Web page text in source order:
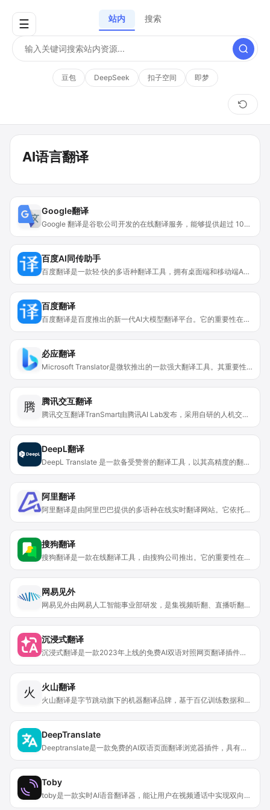
☰ 站内 搜索
豆包 DeepSeek 扣子空间 即梦
AI语言翻译
Google翻译
Google 翻译是谷歌公司开发的在线翻译服务，能够提供超过 100 种语言之间的即时翻译。其重要性在于打破语言障碍，促进全球信息交流。主要优点包括界面简洁、操作方便、翻译速度快、支持多种语言、涵盖多种翻译类型（如字词、短语、网页等）。产品背景是谷歌在自然语言处理和机器学习领域的深厚技术积累。该产品对个人用户和企业用户免费使用，定位为通用的语言翻译工具，适用于日常交流、学习、工作等多种场景。
百度AI同传助手
百度翻译是一款轻·快的多语种翻译工具，拥有桌面端和移动端APP。它支持200种语种的翻译，具有极简模式，方便快捷。移动端APP功能更加丰富，涵盖语音翻译、拍照翻译、对话翻译、权威词典、口语评测等功能；还有百度AI同传助手可实现音视频同传字幕功能。产品背景强大，由北京百度网讯科技有限公司开发。该产品定位于为用户提供便捷、准确的翻译服务，帮助用户跨越语言障碍，探索语言与世界，且完全免费使用。
百度翻译
百度翻译是百度推出的新一代AI大模型翻译平台。它的重要性在于为用户提供了便捷、高效、精准的翻译解决方案。主要优点包括支持203种语言翻译，具备多模态翻译能力（文本、文档、图片等），拥有多种翻译引擎（传统机器翻译、AI大模型翻译等），可通过多种形式使用（SaaS、API、插件、客户端等）。该产品定位广泛，无论是日常学习、工作中的翻译需求，还是专业领域的文献、合同翻译等都能满足。价格方面，部分基础功能免费，高级功能和专业服务可能需要付费。
必应翻译
Microsoft Translator是微软推出的一款强大翻译工具。其重要性在于打破语言障碍，促进全球交流与合作。优点众多，它支持100多种语言的翻译，无论是日常对话、商务文件还是学习资料，都能快速准确翻译。自动检测语言功能让操作更便捷，用户无需手动选择源语言。此外，它具有多平台适用的特点，可在网页端使用。产品背景是为满足全球用户语言交流需求而开发。价格方面，为用户提供免费使用服务，旨在让更多人受益于语言翻译服务。定位是一款面向大众、方便实用的语言翻译解决方案。
腾 腾讯交互翻译
腾讯交互翻译TranSmart由腾讯AI Lab发布，采用自研的人机交互式机器翻译技术，融合神经网络机器翻译、统计机器翻译等多项前沿技术，配合亿级双语平行数据。它定位为人工智能辅助翻译互联网落地产品，能为用户提供实时智能翻译辅助。其主要优点在于帮助用户快速完成翻译任务，提高翻译效率和质量，无需付费，免费供用户使用。
DeepL翻译
DeepL Translate 是一款备受赞誉的翻译工具，以其高精度的翻译质量著称。其核心技术在自然语言处理领域处于领先地位，采用了先进的深度学习算法，不断学习和优化翻译模型，以实现更精准的语义理解和翻译。该产品的重要性在于打破语言障碍，促进全球范围内的信息交流和商务合作。主要优点包括翻译准确、支持多种语言、能够进行文档翻译、提供 AI 写作辅助等。产品背景方面，它由专业的技术团队开发维护，受到全球数百万用户的信赖。价格方面，提供免费版本和付费的 Pro 版本，免费版有一定的功能限制，而 Pro 版本则具备更高级的功能和更好的数据安全保障。定位是满足个人和企业在不同场景下的语言翻译和写作需求。
阿里翻译
阿里翻译是由阿里巴巴提供的多语种在线实时翻译网站。它依托阿里巴巴达摩院机器智能技术实验室的技术支持，拥有海量的语种覆盖，能支持全球214种语言，任意两种语言互译及自动语种检测。采用深度神经网络技术翻译模型，荣获WMT 2018 5个语向世界冠军和浙江省科技进步奖。结合了文档解析、语音和图像识别等技术，提供文本、文档、语音、图像、视频等多领域的翻译服务，除通用引擎外，还打造了电商、医疗、金融、沟通等垂直领域引擎。提供PaaS和SaaS多种服务，支持公有云、专有云和私有化部署。在机器翻译基础上有人机协同工具，深入垂直行业还有延展服务。价格方面文档未提及。定位是为商业提供消除语言障碍的智能翻译解决方案，满足不同场景和领域的翻译需求。
搜狗翻译
搜狗翻译是一款在线翻译工具，由搜狗公司推出。它的重要性在于打破语言屏障，方便人们获取不同语言的信息。主要优点是支持50多种语言互译，能即时免费提供翻译服务。其定位是为广大用户提供便捷、高效的翻译解决方案，无论在学习、工作还是生活场景中都能发挥作用。该产品完全免费使用，无需支付任何费用。
网易见外
网易见外由网易人工智能事业部研发，是集视频听翻、直播听翻、语音转写、文档直翻等功能于一体的AI智能语音转写听翻平台。其重要性在于通过语音识别转写文字、机器翻译等技术，为从事和爱好语音转写、翻译的人员提供便捷听翻工具，能提升工作效率，降低转写成本，改变跨文化交流与内容跨国界传播方式。产品优点众多，像语音转写准确率高、翻译高效且能保留原文排版、具备多种识别翻译功能等。在价格方面虽未明确给出，但强调有极具行业竞争力的定价。该产品定位为服务于有语音转写和翻译需求的多类人群和行业。
沉浸式翻译
沉浸式翻译是一款2023年上线的免费AI双语对照网页翻译插件。它由上海书同文网络科技有限公司开发，目标是打破语言壁垒、促进信息平权，已帮助超1000万用户跨越语言障碍。此插件支持DeepL、OpenAI ChatGPT、Google翻译等10余种业界顶尖翻译引擎，是目前支持翻译引擎最多的网页翻译插件。它不仅适用于桌面端的主流浏览器（如Edge、Chrome、Firefox、Safari等），还支持手机端（iOS和安卓），也有微信小程序版本。此外，它推出了付费的PDF PRO翻译功能，普通PDF翻译和其他大部分功能免费。
火 火山翻译
火山翻译是字节跳动旗下的机器翻译品牌，基于百亿训练数据和神经网络最前沿技术，拥有自研推理引擎，能以低延时稳定处理数亿次翻译请求。它支持超100种语种的免费在线翻译，还提供大模型翻译、翻译API、视频翻译、火山同传、网页翻译等服务，可满足不同领域和行业的个性化翻译需求，定位为提供全球先进翻译技术与服务的平台，用户可免费不限次使用大模型翻译。
DeepTranslate
Deeptranslate是一款免费的AI双语页面翻译浏览器插件，具有重要的实用价值。它支持多种主流翻译API，包括Google翻译、Chat GPT OpenAI、Microsoft翻译、Claude和Gemini等，为用户提供了丰富的翻译选择。其重要性体现在能打破语言障碍，让用户轻松浏览不同语言的网页、文章和社媒帖子。主要优点有：支持140多种语言，能满足全球大部分语言的翻译需求；可以将内容翻译为双语形式，方便对照阅读；界面简洁，反应迅速，能为用户提供高效的翻译体验。该插件主要面向那些需要处理多语言信息的用户，如研究人员、学生和新闻作者等，帮助他们提升工作和学习效率。
Toby
toby是一款实时AI语音翻译器，能让用户在视频通话中实现双向语言翻译。其重要性在于打破语言障碍，实现跨国、跨语言的无缝沟通。主要优点包括双向翻译、提供文字记录、支持个性化词汇表、可自定义语音翻译模型和音量，且支持15种语言，能在所有视频通话平台使用。产品背景信息暂未提及，价格方面未明确说明，定位为帮助用户在视频通话中轻松进行多语言交流的工具。